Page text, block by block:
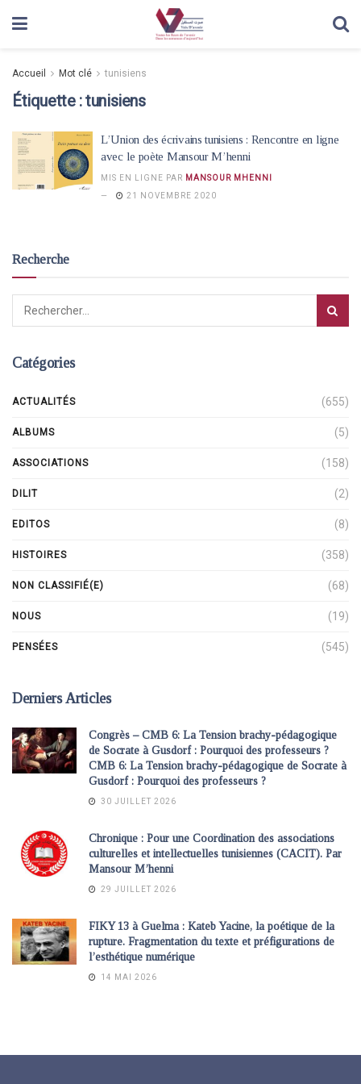
Accueil Mot clé tunisiens
Étiquette :tunisiens
L’Union des écrivains tunisiens : Rencontre en ligne
avec le poète Mansour M’henni
MIS EN LIGNE PAR MANSOUR MHENNI
21 NOVEMBRE 2020
Recherche
Catégories
ACTUALITÉS (655)
ALBUMS (5)
ASSOCIATIONS (158)
DILIT (2)
EDITOS (8)
HISTOIRES (358)
NON CLASSIFIÉ(E) (68)
NOUS (19)
PENSÉES (545)
Derniers Articles
Congrès – CMB 6: La Tension brachy-pédagogique
de Socrate à Gusdorf : Pourquoi des professeurs ?
CMB 6: La Tension brachy-pédagogique de Socrate à
Gusdorf : Pourquoi des professeurs ?
30 JUILLET 2026
Chronique : Pour une Coordination des associations
culturelles et intellectuelles tunisiennes (CACIT). Par
Mansour M’henni
29 JUILLET 2026
FIKY 13 à Guelma : Kateb Yacine, la poétique de la
rupture. Fragmentation du texte et préfigurations de
l’esthétique numérique
14 MAI 2026